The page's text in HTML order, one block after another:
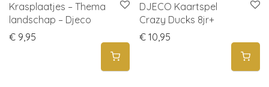
Krasplaatjes – Thema
landschap – Djeco
€ 9,95
DJECO Kaartspel
Crazy Ducks 8jr+
€ 10,95